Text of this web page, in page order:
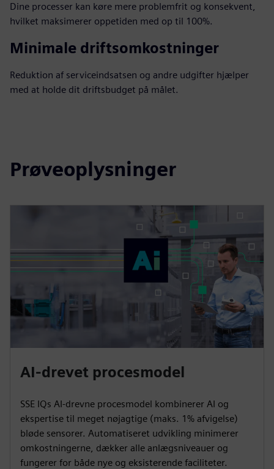
Dine processer kan køre mere problemfrit og konsekvent,
hvilket maksimerer oppetiden med op til 100%.
Minimale driftsomkostninger
Reduktion af serviceindsatsen og andre udgifter hjælper
med at holde dit driftsbudget på målet.
Prøveoplysninger
AI-drevet procesmodel
SSE IQs AI-drevne procesmodel kombinerer AI og
ekspertise til meget nøjagtige (maks. 1% afvigelse)
bløde sensorer. Automatiseret udvikling minimerer
omkostningerne, dækker alle anlægsniveauer og
fungerer for både nye og eksisterende faciliteter.